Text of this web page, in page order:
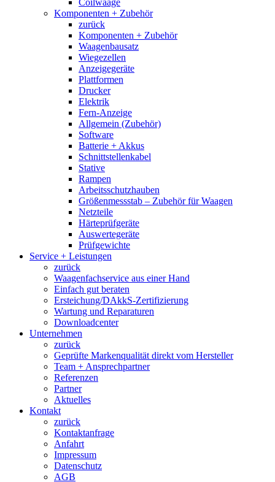
Coilwaage
Komponenten + Zubehör
zurück
Komponenten + Zubehör
Waagenbausatz
Wiegezellen
Anzeigegeräte
Plattformen
Drucker
Elektrik
Fern-Anzeige
Allgemein (Zubehör)
Software
Batterie + Akkus
Schnittstellenkabel
Stative
Rampen
Arbeitsschutzhauben
Größenmessstab – Zubehör für Waagen
Netzteile
Härteprüfgeräte
Auswertegeräte
Prüfgewichte
Service + Leistungen
zurück
Waagenfachservice aus einer Hand
Einfach gut beraten
Ersteichung/DAkkS-Zertifizierung
Wartung und Reparaturen
Downloadcenter
Unternehmen
zurück
Geprüfte Markenqualität direkt vom Hersteller
Team + Ansprechpartner
Referenzen
Partner
Aktuelles
Kontakt
zurück
Kontaktanfrage
Anfahrt
Impressum
Datenschutz
AGB